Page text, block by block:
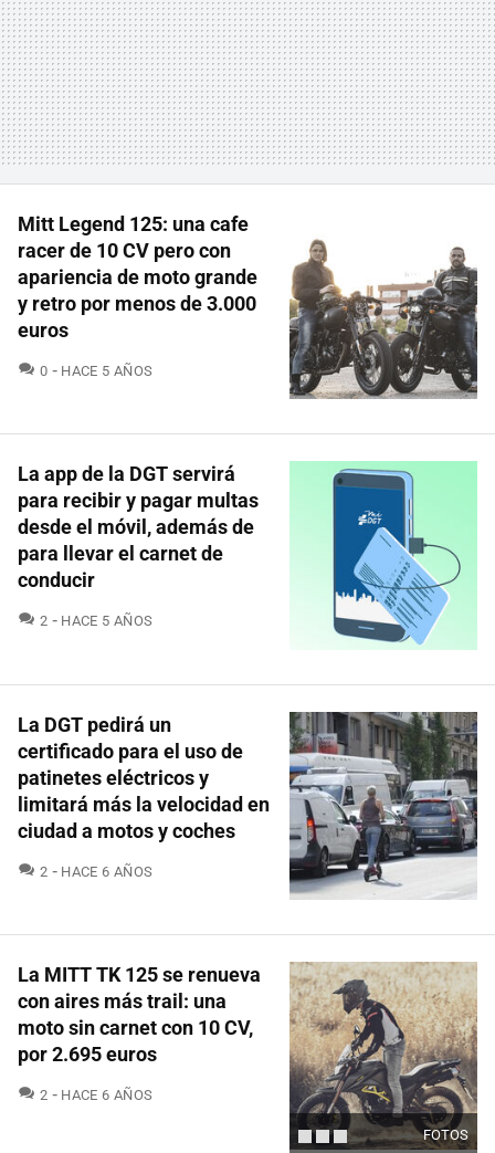
Mitt Legend 125: una cafe
racer de 10 CV pero con
apariencia de moto grande
y retro por menos de 3.000
euros
0 COMENTARIOS
HACE 5 AÑOS
La app de la DGT servirá
para recibir y pagar multas
desde el móvil, además de
para llevar el carnet de
conducir
2 COMENTARIOS
HACE 5 AÑOS
La DGT pedirá un
certificado para el uso de
patinetes eléctricos y
limitará más la velocidad en
ciudad a motos y coches
2 COMENTARIOS
HACE 6 AÑOS
FOTOS
La MITT TK 125 se renueva
con aires más trail: una
moto sin carnet con 10 CV,
por 2.695 euros
2 COMENTARIOS
HACE 6 AÑOS